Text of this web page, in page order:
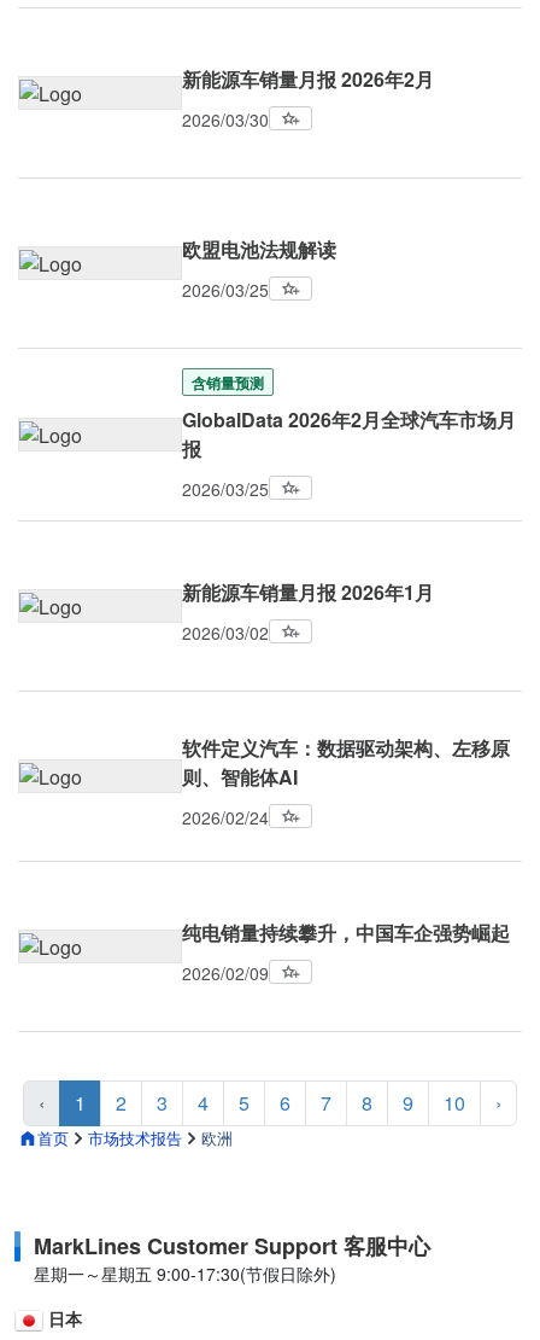
首页 市场技术报告 欧洲
新能源车销量月报 2026年2月
2026/03/30
欧盟电池法规解读
2026/03/25
含销量预测
GlobalData 2026年2月全球汽车市场月
报
2026/03/25
新能源车销量月报 2026年1月
2026/03/02
软件定义汽车：数据驱动架构、左移原
则、智能体AI
2026/02/24
纯电销量持续攀升，中国车企强势崛起
2026/02/09
‹ 1 2 3 4 5 6 7 8 9 10 ›
MarkLines Customer Support 客服中心
星期一～星期五 9:00-17:30(节假日除外)
日本